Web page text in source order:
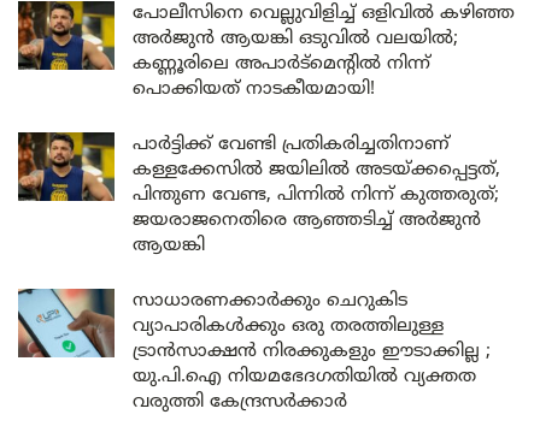
പോലീസിനെ വെല്ലുവിളിച്ച് ഒളിവിൽ കഴിഞ്ഞ
അർജുൻ ആയങ്കി ഒടുവിൽ വലയിൽ;
കണ്ണൂരിലെ അപാർട്മെന്റിൽ നിന്ന്
പൊക്കിയത് നാടകീയമായി!
പാർട്ടിക്ക് വേണ്ടി പ്രതികരിച്ചതിനാണ്
കള്ളക്കേസിൽ ജയിലിൽ അടയ്ക്കപ്പെട്ടത്,
പിന്തുണ വേണ്ട, പിന്നിൽ നിന്ന് കുത്തരുത്;
ജയരാജനെതിരെ ആഞ്ഞടിച്ച് അർജുൻ
ആയങ്കി
സാധാരണക്കാർക്കും ചെറുകിട
വ്യാപാരികൾക്കും ഒരു തരത്തിലുള്ള
ട്രാൻസാക്ഷൻ നിരക്കുകളും ഈടാക്കില്ല ;
യു.പി.ഐ നിയമഭേദഗതിയിൽ വ്യക്തത
വരുത്തി കേന്ദ്രസർക്കാർ